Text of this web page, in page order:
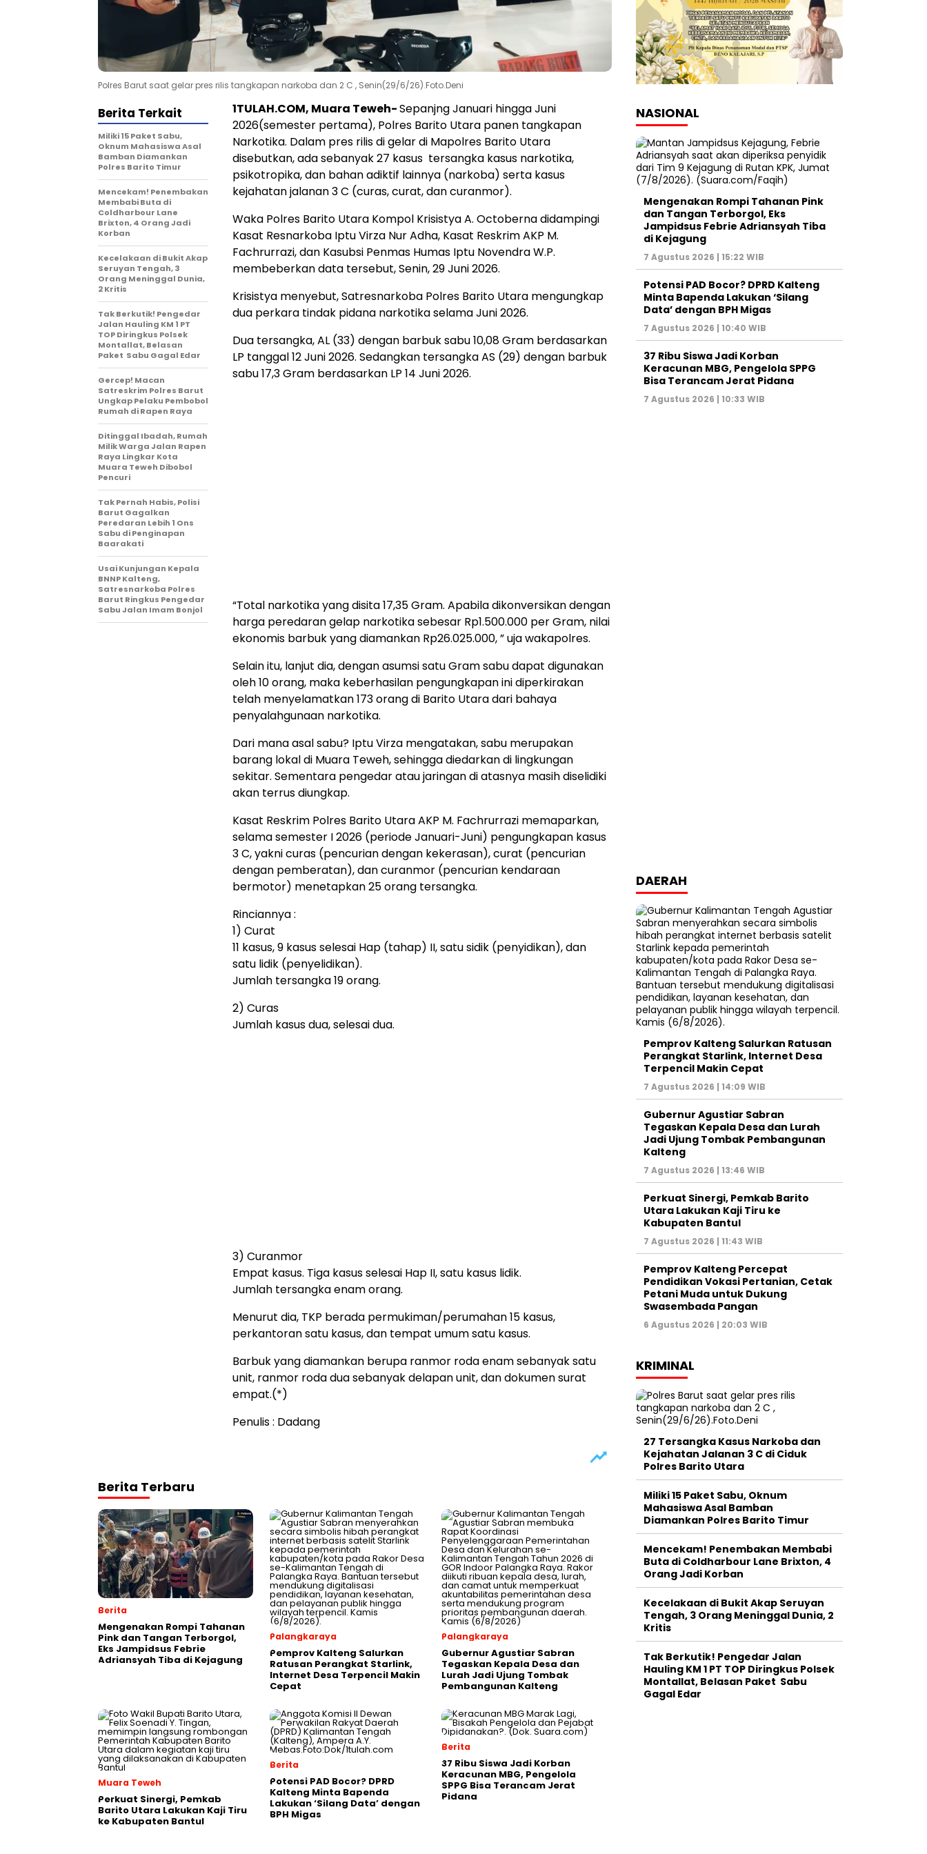
Polres Barut saat gelar pres rilis tangkapan narkoba dan 2 C , Senin(29/6/26).Foto.Deni
1TULAH.COM, Muara Teweh-Sepanjng Januari hingga Juni
2026(semester pertama), Polres Barito Utara panen tangkapan
Narkotika. Dalam pres rilis di gelar di Mapolres Barito Utara
disebutkan, ada sebanyak 27 kasus tersangka kasus narkotika,
psikotropika, dan bahan adiktif lainnya (narkoba) serta kasus
kejahatan jalanan 3 C (curas, curat, dan curanmor).
Waka Polres Barito Utara Kompol Krisistya A. Octoberna didampingi
Kasat Resnarkoba Iptu Virza Nur Adha, Kasat Reskrim AKP M.
Fachrurrazi, dan Kasubsi Penmas Humas Iptu Novendra W.P.
membeberkan data tersebut, Senin, 29 Juni 2026.
Krisistya menyebut, Satresnarkoba Polres Barito Utara mengungkap
dua perkara tindak pidana narkotika selama Juni 2026.
Dua tersangka, AL (33) dengan barbuk sabu 10,08 Gram berdasarkan
LP tanggal 12 Juni 2026. Sedangkan tersangka AS (29) dengan barbuk
sabu 17,3 Gram berdasarkan LP 14 Juni 2026.
“Total narkotika yang disita 17,35 Gram. Apabila dikonversikan dengan
harga peredaran gelap narkotika sebesar Rp1.500.000 per Gram, nilai
ekonomis barbuk yang diamankan Rp26.025.000, ” uja wakapolres.
Selain itu, lanjut dia, dengan asumsi satu Gram sabu dapat digunakan
oleh 10 orang, maka keberhasilan pengungkapan ini diperkirakan
telah menyelamatkan 173 orang di Barito Utara dari bahaya
penyalahgunaan narkotika.
Dari mana asal sabu? Iptu Virza mengatakan, sabu merupakan
barang lokal di Muara Teweh, sehingga diedarkan di lingkungan
sekitar. Sementara pengedar atau jaringan di atasnya masih diselidiki
akan terrus diungkap.
Kasat Reskrim Polres Barito Utara AKP M. Fachrurrazi memaparkan,
selama semester I 2026 (periode Januari-Juni) pengungkapan kasus
3 C, yakni curas (pencurian dengan kekerasan), curat (pencurian
dengan pemberatan), dan curanmor (pencurian kendaraan
bermotor) menetapkan 25 orang tersangka.
Rinciannya :
1) Curat
11 kasus, 9 kasus selesai Hap (tahap) II, satu sidik (penyidikan), dan
satu lidik (penyelidikan).
Jumlah tersangka 19 orang.
2) Curas
Jumlah kasus dua, selesai dua.
3) Curanmor
Empat kasus. Tiga kasus selesai Hap II, satu kasus lidik.
Jumlah tersangka enam orang.
Menurut dia, TKP berada permukiman/perumahan 15 kasus,
perkantoran satu kasus, dan tempat umum satu kasus.
Barbuk yang diamankan berupa ranmor roda enam sebanyak satu
unit, ranmor roda dua sebanyak delapan unit, dan dokumen surat
empat.(*)
Penulis : Dadang
Berita Terkait
Miliki 15 Paket Sabu,
Oknum Mahasiswa Asal
Bamban Diamankan
Polres Barito Timur
Mencekam! Penembakan
Membabi Buta di
Coldharbour Lane
Brixton, 4 Orang Jadi
Korban
Kecelakaan di Bukit Akap
Seruyan Tengah, 3
Orang Meninggal Dunia,
2 Kritis
Tak Berkutik! Pengedar
Jalan Hauling KM 1 PT
TOP Diringkus Polsek
Montallat, Belasan
Paket Sabu Gagal Edar
Gercep! Macan
Satreskrim Polres Barut
Ungkap Pelaku Pembobol
Rumah di Rapen Raya
Ditinggal Ibadah, Rumah
Milik Warga Jalan Rapen
Raya Lingkar Kota
Muara Teweh Dibobol
Pencuri
Tak Pernah Habis, Polisi
Barut Gagalkan
Peredaran Lebih 1 Ons
Sabu di Penginapan
Baarakati
Usai Kunjungan Kepala
BNNP Kalteng,
Satresnarkoba Polres
Barut Ringkus Pengedar
Sabu Jalan Imam Bonjol
Berita Terbaru
Berita
Mengenakan Rompi Tahanan
Pink dan Tangan Terborgol,
Eks Jampidsus Febrie
Adriansyah Tiba di Kejagung
Palangkaraya
Pemprov Kalteng Salurkan
Ratusan Perangkat Starlink,
Internet Desa Terpencil Makin
Cepat
Palangkaraya
Gubernur Agustiar Sabran
Tegaskan Kepala Desa dan
Lurah Jadi Ujung Tombak
Pembangunan Kalteng
Muara Teweh
Perkuat Sinergi, Pemkab
Barito Utara Lakukan Kaji Tiru
ke Kabupaten Bantul
Berita
Potensi PAD Bocor? DPRD
Kalteng Minta Bapenda
Lakukan ‘Silang Data’ dengan
BPH Migas
Berita
37 Ribu Siswa Jadi Korban
Keracunan MBG, Pengelola
SPPG Bisa Terancam Jerat
Pidana
NASIONAL
Mengenakan Rompi Tahanan Pink
dan Tangan Terborgol, Eks
Jampidsus Febrie Adriansyah Tiba
di Kejagung
7 Agustus 2026 | 15:22 WIB
Potensi PAD Bocor? DPRD Kalteng
Minta Bapenda Lakukan ‘Silang
Data’ dengan BPH Migas
7 Agustus 2026 | 10:40 WIB
37 Ribu Siswa Jadi Korban
Keracunan MBG, Pengelola SPPG
Bisa Terancam Jerat Pidana
7 Agustus 2026 | 10:33 WIB
DAERAH
Pemprov Kalteng Salurkan Ratusan
Perangkat Starlink, Internet Desa
Terpencil Makin Cepat
7 Agustus 2026 | 14:09 WIB
Gubernur Agustiar Sabran
Tegaskan Kepala Desa dan Lurah
Jadi Ujung Tombak Pembangunan
Kalteng
7 Agustus 2026 | 13:46 WIB
Perkuat Sinergi, Pemkab Barito
Utara Lakukan Kaji Tiru ke
Kabupaten Bantul
7 Agustus 2026 | 11:43 WIB
Pemprov Kalteng Percepat
Pendidikan Vokasi Pertanian, Cetak
Petani Muda untuk Dukung
Swasembada Pangan
6 Agustus 2026 | 20:03 WIB
KRIMINAL
27 Tersangka Kasus Narkoba dan
Kejahatan Jalanan 3 C di Ciduk
Polres Barito Utara
Miliki 15 Paket Sabu, Oknum
Mahasiswa Asal Bamban
Diamankan Polres Barito Timur
Mencekam! Penembakan Membabi
Buta di Coldharbour Lane Brixton, 4
Orang Jadi Korban
Kecelakaan di Bukit Akap Seruyan
Tengah, 3 Orang Meninggal Dunia, 2
Kritis
Tak Berkutik! Pengedar Jalan
Hauling KM 1 PT TOP Diringkus Polsek
Montallat, Belasan Paket Sabu
Gagal Edar